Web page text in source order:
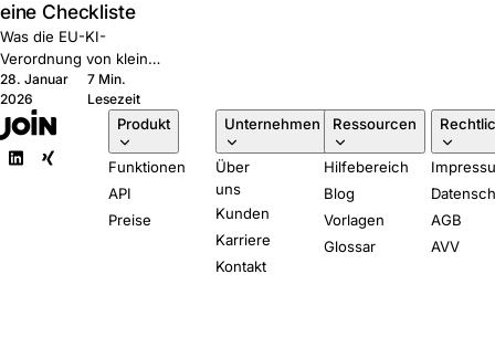
eine Checkliste
Was die EU-KI-
Verordnung von kleinen
HR-Teams tatsächlich
verlangt, in klarer
Sprache. Fünf Fragen,
die Sie jedem ATS-
Anbieter stellen sollten.
28. Januar
2026
7 Min.
Lesezeit
Produkt
Funktionen
API
Preise
Unternehmen
Über
uns
Kunden
Karriere
Kontakt
Ressourcen
Hilfebereich
Blog
Vorlagen
Glossar
AGB
AVV